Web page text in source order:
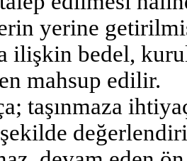
yerine
ilişkin bedel,
mahsup edilir.
taşınmaza
şekilde